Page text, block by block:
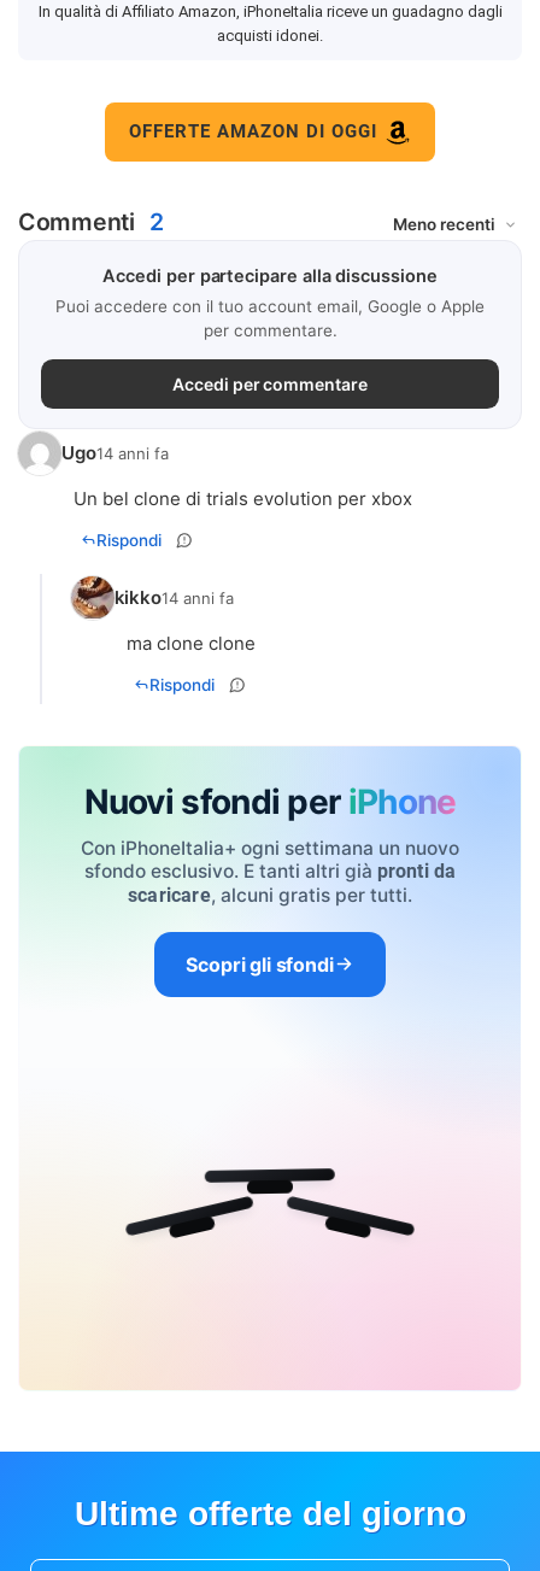
In qualità di Affiliato Amazon, iPhoneItalia riceve un guadagno dagli
acquisti idonei.
OFFERTE AMAZON DI OGGI
Commenti 2
Accedi per partecipare alla discussione
Puoi accedere con il tuo account email, Google o Apple
per commentare.
Accedi per commentare
Ugo14 anni fa
Un bel clone di trials evolution per xbox
Rispondi
kikko14 anni fa
ma clone clone
Rispondi
Nuovi sfondi per iPhone
Con iPhoneItalia+ ogni settimana un nuovo
sfondo esclusivo. E tanti altri già pronti da
scaricare, alcuni gratis per tutti.
Scopri gli sfondi
Ultime offerte del giorno